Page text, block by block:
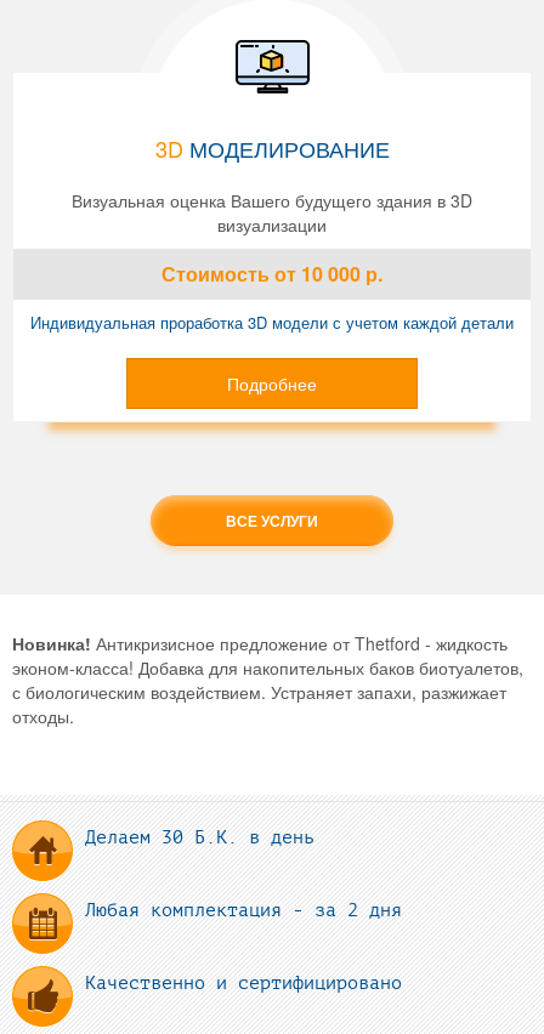
3D МОДЕЛИРОВАНИЕ
Визуальная оценка Вашего будущего здания в 3D
визуализации
Стоимостьот 10 000 р.
Индивидуальная проработка 3D модели с учетом каждой детали
Подробнее
ВСЕ УСЛУГИ
Новинка! Антикризисное предложение от Thetford - жидкость
эконом-класса! Добавка для накопительных баков биотуалетов,
с биологическим воздействием. Устраняет запахи, разжижает
отходы.
Делаем 30 Б.К. в день
Любая комплектация - за 2 дня
Качественно и сертифицировано